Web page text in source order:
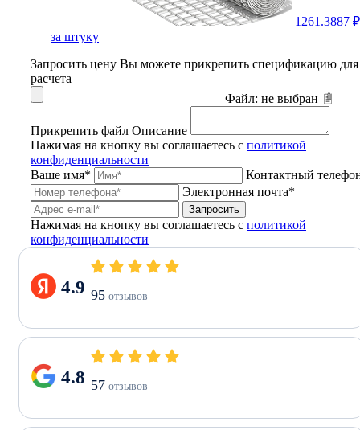
1261.3887 ₽
за штуку
Запросить цену Вы можете прикрепить спецификацию для
расчета
Файл: не выбран
Прикрепить файл Описание
Нажимая на кнопку вы соглашаетесь с политикой
конфиденциальности
Ваше имя*
Контактный
Электронная почта*
Запросить
Нажимая на кнопку вы соглашаетесь с политикой
конфиденциальности
4.9 95 отзывов
4.8 57 отзывов